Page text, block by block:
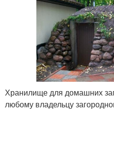
Хранилище для домашних
любому владельцу